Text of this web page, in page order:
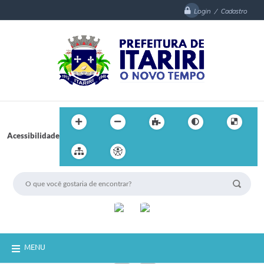
Login / Cadastro
Acessibilidade
MENU